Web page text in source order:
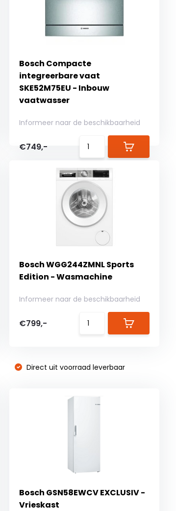
Bosch Compacte
integreerbare vaat
SKE52M75EU - Inbouw
vaatwasser
Informeer naar de beschikbaarheid
€749,-
Bosch WGG244ZMNL Sports
Edition - Wasmachine
Informeer naar de beschikbaarheid
€799,-
Direct uit voorraad leverbaar
Bosch GSN58EWCV EXCLUSIV -
Vrieskast